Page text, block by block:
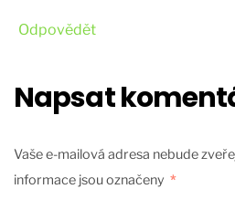
Odpovědět
Napsat
Vaše e-mailová adresa nebude
informace jsou označeny *